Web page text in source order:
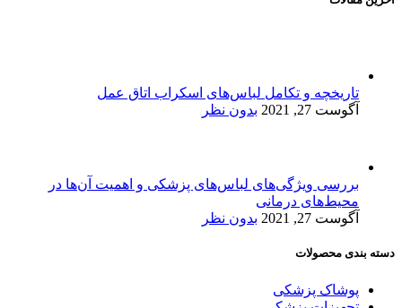
تاریخچه و تکامل لباس‌های اسکراب اتاق عمل
آگوست 27, 2021
بدون نظر
بررسی ویژگی‌های لباس‌های پزشکی و اهمیت آن‌ها در
محیط‌های درمانی
آگوست 27, 2021
بدون نظر
دسته بندی محصولات
پوشاک پزشکی